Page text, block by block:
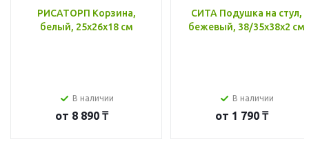
РИСАТОРП Корзина,
белый, 25x26x18 см
В наличии
от 8 890 ₸
СИТА Подушка на стул,
бежевый, 38/35x38x2 см
В наличии
от 1 790 ₸